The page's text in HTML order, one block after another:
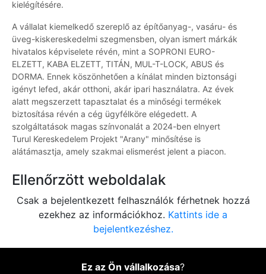
kielégítésére.
A vállalat kiemelkedő szereplő az építőanyag-, vasáru- és
üveg-kiskereskedelmi szegmensben, olyan ismert márkák
hivatalos képviselete révén, mint a SOPRONI EURO-
ELZETT, KABA ELZETT, TITÁN, MUL-T-LOCK, ABUS és
DORMA. Ennek köszönhetően a kínálat minden biztonsági
igényt lefed, akár otthoni, akár ipari használatra. Az évek
alatt megszerzett tapasztalat és a minőségi termékek
biztosítása révén a cég ügyfélköre elégedett. A
szolgáltatások magas színvonalát a 2024-ben elnyert
Turul Kereskedelem Projekt "Arany" minősítése is
alátámasztja, amely szakmai elismerést jelent a piacon.
Ellenőrzött weboldalak
Csak a bejelentkezett felhasználók férhetnek hozzá
ezekhez az információkhoz. Kattints ide a
bejelentkezéshez.
Ez az Ön vállalkozása?